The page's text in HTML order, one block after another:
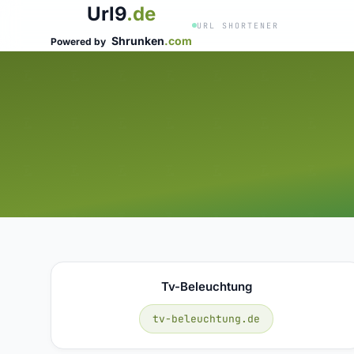
Url9.de
Powered by Shrunken.com
URL SHORTENER
Tv-Beleuchtung
tv-beleuchtung.de